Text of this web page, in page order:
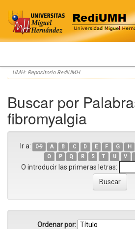
Skip
navigation
UMH: Repositorio RediUMH
Buscar por
fibromyalgia
Ir a: 0-9 A B C D E F G H
O
P Q R S T U V
O introducir las primeras letras:
Ordenar por: